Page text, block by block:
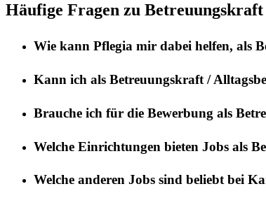
Häufige Fragen zu
Wie kann Pflegia mir dabei helfen, als
Kann ich als Betreuungskraft /
Brauche ich für die Bewerbung als
Welche Einrichtungen bieten Jobs als
Welche anderen Jobs sind beliebt bei